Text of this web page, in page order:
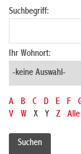
Suchbegriff:
Ihr Wohnort:
A B C D E F
V
W X Y Z Alle